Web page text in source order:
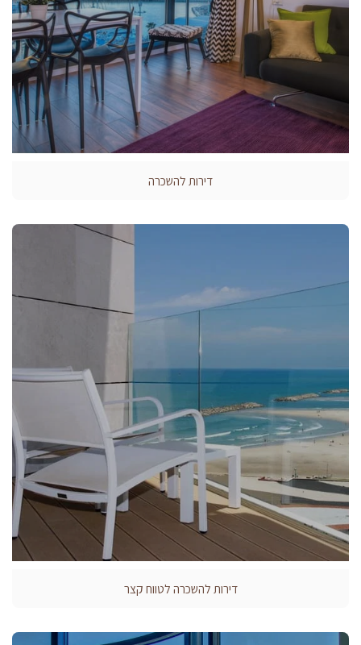
דירות להשכרה
דירות להשכרה לטווח קצר